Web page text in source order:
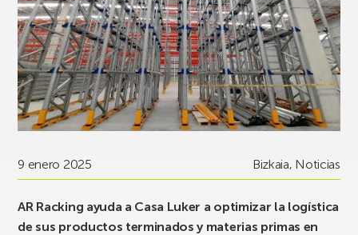
9 enero 2025 Bizkaia, Noticias
AR Racking ayuda a Casa Luker a optimizar la logística
de sus productos terminados y materias primas en